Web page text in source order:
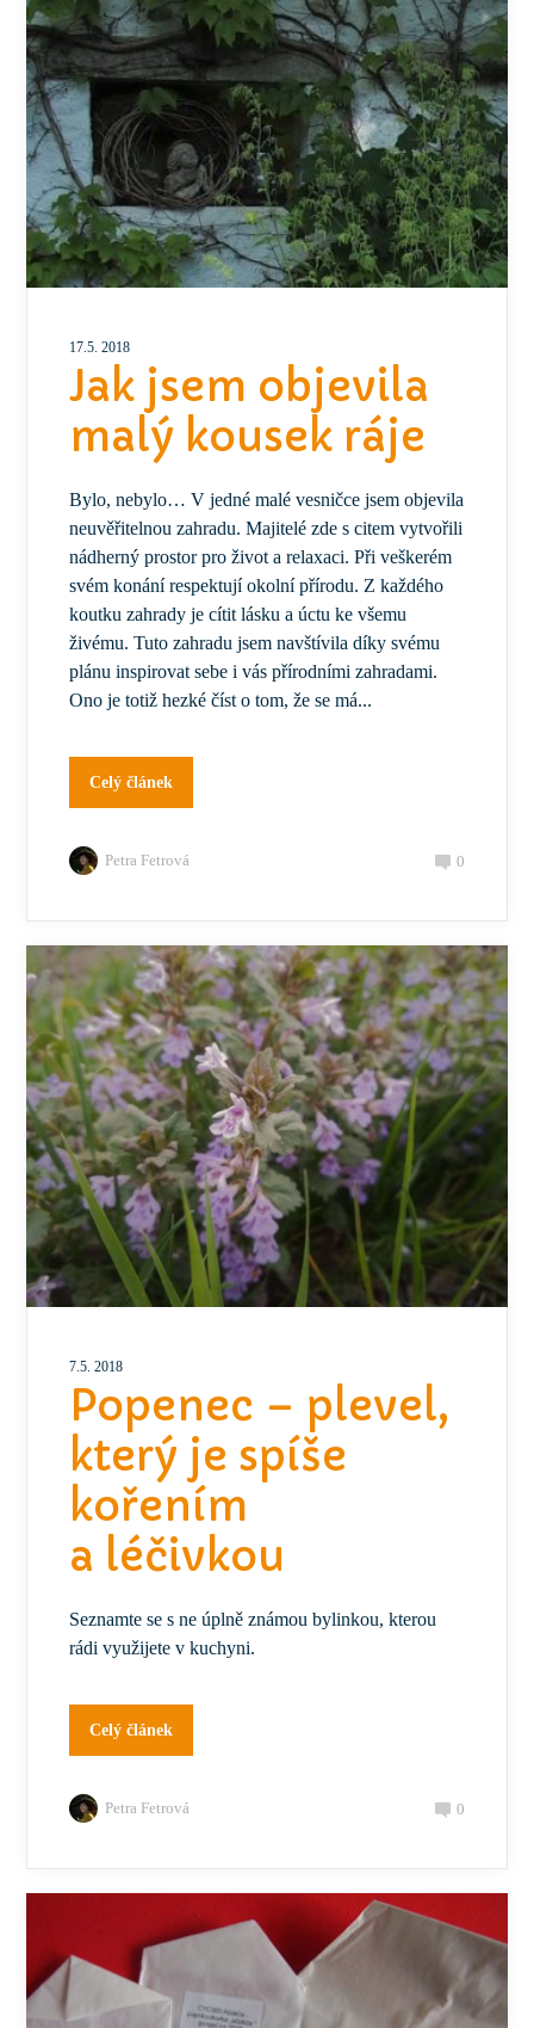
17.5. 2018
Jak jsem objevila
malý kousek ráje
Bylo, nebylo… V jedné malé vesničce jsem objevila
neuvěřitelnou zahradu. Majitelé zde s citem vytvořili
nádherný prostor pro život a relaxaci. Při veškerém
svém konání respektují okolní přírodu. Z každého
koutku zahrady je cítit lásku a úctu ke všemu
živému. Tuto zahradu jsem navštívila díky svému
plánu inspirovat sebe i vás přírodními zahradami.
Ono je totiž hezké číst o tom, že se má...
Celý článek
Petra Fetrová 0
7.5. 2018
Popenec – plevel,
který je spíše
kořením
a léčivkou
Seznamte se s ne úplně známou bylinkou, kterou
rádi využijete v kuchyni.
Celý článek
Petra Fetrová 0